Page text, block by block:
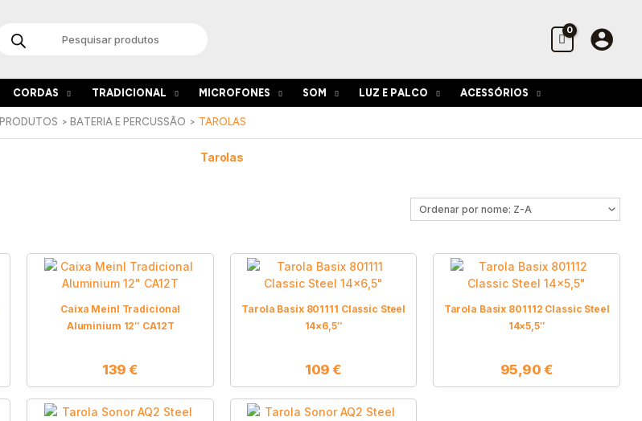
search
CORDAS TRADICIONAL MICROFONES SOM LUZ E PALCO ACESSÓRIOS
PRODUTOS BATERIA E PERCUSSÃO TAROLAS
Tarolas
Caixa Meinl Tradicional
Aluminium 12″ CA12T
139€
Tarola Basix 801111 Classic Steel
14×6,5″
109€
Tarola Basix 801112 Classic Steel
14×5,5″
95,90 €